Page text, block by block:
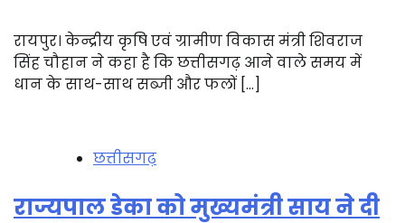
रायपुर। केन्द्रीय कृषि एवं ग्रामीण विकास मंत्री शिवराज
सिंह चौहान ने कहा है कि छत्तीसगढ़ आने वाले समय में
धान के साथ-साथ सब्जी और फलों […]
छत्तीसगढ़
राज्यपाल डेका को मुख्यमंत्री साय ने दी